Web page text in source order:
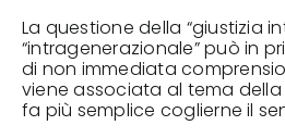
La questione della “giustizia
“intragenerazionale” può in
di non immediata
viene associata al tema
fa più semplice coglierne il